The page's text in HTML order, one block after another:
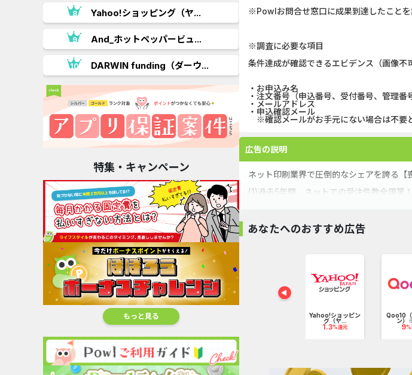
Yahoo!ショッピング（ヤ...
And_ホットペッパービュ...
DARWIN funding（ダーウ...
フランチャイズ比較.net
【Ipsos iSay】アンケー...
ホットペッパーグルメ［...
特集・キャンペーン
もっと見る
※Powlお問合せ窓口に成果到達したことを
※調査に必要な項目
条件達成が確認できるエビデンス（画像不
・お申込み名
・注文番号（申込番号、受付番号、管理番
・メールアドレス
・申込確認メール
※確認メールがお手元にない場合は不要
広告の説明
ネット印刷業界で圧倒的なシェアを誇る【
(1)過去5年間、ネットでの受注件数全国
(3)昼13時までにご注文完了で翌日出荷！宛
(6)早期割引や複数割引などお得な割引を多
(7)寒中見舞いはがきも同時に購入！あわせ
(8)故人の想い出を彩る豊富なデザイン全
(9)過去2億308万枚の印刷実績を誇る（お
あなたへのおすすめ広告
[初月無料]スマホ
安心パ...
8,000pt
即付与
アイリスプラザ
（アイリ...
2.24
au PAYマーケット
Yahoo!ショッピン
グ（ヤ...
1.3%還元
Qoo10
ン）
9%